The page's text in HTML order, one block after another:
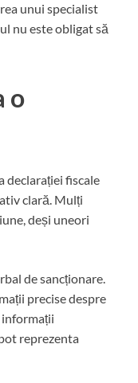
unui specialist
nu este obligat să
o
declarației fiscale
clară. Mulți
deși uneori
de sancționare.
precise despre
informații
reprezenta